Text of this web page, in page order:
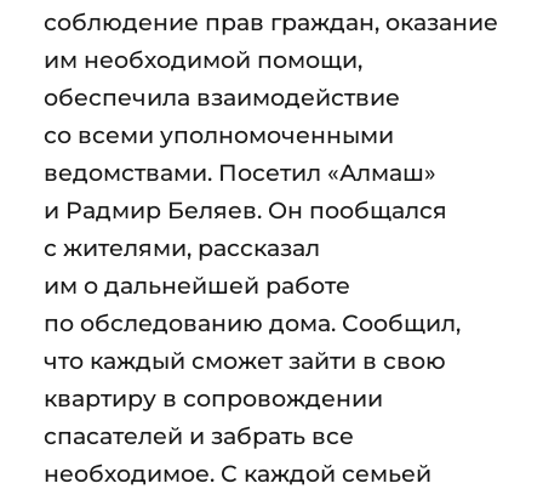
соблюдение прав граждан, оказание
им необходимой помощи,
обеспечила взаимодействие
со всеми уполномоченными
ведомствами. Посетил «Алмаш»
и Радмир Беляев. Он пообщался
с жителями, рассказал
им о дальнейшей работе
по обследованию дома. Сообщил,
что каждый сможет зайти в свою
квартиру в сопровождении
спасателей и забрать все
необходимое. С каждой семьей